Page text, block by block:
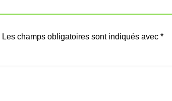
Les champs obligatoires sont indiqués avec *